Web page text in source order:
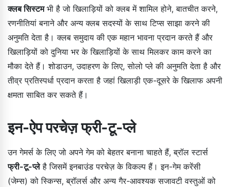
क्लब सिस्टमभी है जो खिलाड़ियों को क्लब में शामिल होने, बातचीत करने,
रणनीतियां बनाने और अन्य क्लब सदस्यों के साथ टिप्स साझा करने की
अनुमति देता है। क्लब समुदाय की एक महान भावना प्रदान करते हैं और
खिलाड़ियों को दुनिया भर के खिलाड़ियों के साथ मिलकर काम करने का
मौका देते हैं। शोडाउन, उदाहरण के लिए, सोलो प्ले की अनुमति देता है और
तीव्र प्रतिस्पर्धा प्रदान करता है जहां खिलाड़ी एक-दूसरे के खिलाफ अपनी
क्षमता साबित कर सकते हैं।
इन-ऐप परचेज़ फ्री-टू-प्ले
उन गेमर्स के लिए जो अपने गेम को बेहतर बनाना चाहते हैं, ब्रॉल स्टार्स
फ्री-टू-प्लेहै जिसमें इनबाउंड परचेज़ के विकल्प हैं। इन-गेम करेंसी
(जेम्स) को स्किन्स, ब्रॉलर्स और अन्य गैर-आवश्यक सजावटी वस्तुओं को